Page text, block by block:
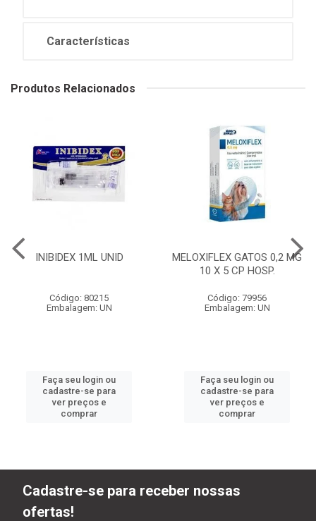
Características
Produtos Relacionados
INIBIDEX 1ML UNID
Código: 80215
Embalagem: UN
Faça seu login ou
cadastre-se para
ver preços e
comprar
MELOXIFLEX GATOS 0,2 MG
10 X 5 CP HOSP.
Código: 79956
Embalagem: UN
Faça seu login ou
cadastre-se para
ver preços e
comprar
Cadastre-se para receber nossas
ofertas!